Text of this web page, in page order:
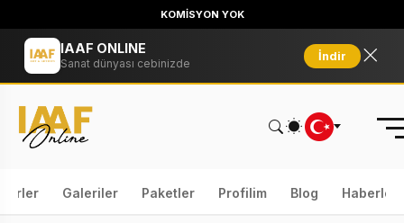
KOMİSYON YOK
IAAF ONLINE
Sanat dünyası cebinizde
İndir
Galeriler Paketler Profilim Blog Haberler